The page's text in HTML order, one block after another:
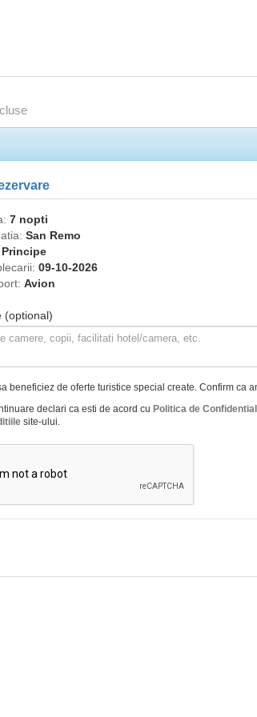
7 nopti
San Remo
Principe
09-10-2026
Avion
(optional)
beneficiez de oferte turistice special create. Confirm ca
declari ca esti de acord cu Politica de
site-ului.